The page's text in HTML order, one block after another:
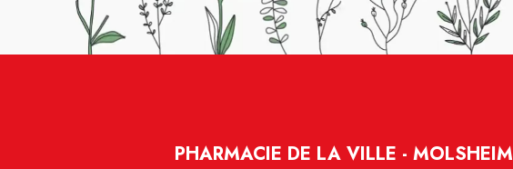
PHARMACIE DE LA VILLE - MOLSHEIM